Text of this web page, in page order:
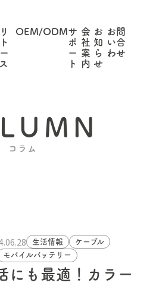
OEM/ODMサ
ポ
ー
ト
会
社
案
内
お
知
ら
せ
お問
い合
わせ
コラム
生活情報
ケーブル
モバイルバッテリー
にも最適！カラー